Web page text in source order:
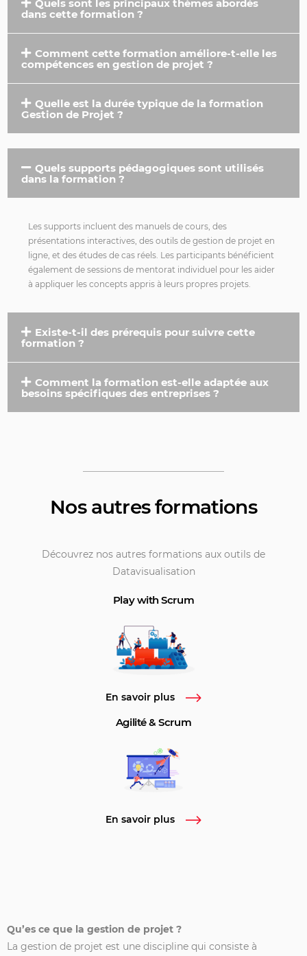
Quels sont les principaux thèmes abordés
dans cette formation ?
Comment cette formation améliore-t-elle les
compétences en gestion de projet ?
Quelle est la durée typique de la formation
Gestion de Projet ?
Quels supports pédagogiques sont utilisés
dans la formation ?
Les supports incluent des manuels de cours, des
présentations interactives, des outils de gestion de projet en
ligne, et des études de cas réels. Les participants bénéficient
également de sessions de mentorat individuel pour les aider
à appliquer les concepts appris à leurs propres projets.
Existe-t-il des prérequis pour suivre cette
formation ?
Comment la formation est-elle adaptée aux
besoins spécifiques des entreprises ?
Nos autres formations
Découvrez nos autres formations aux outils de
Datavisualisation
Play with Scrum
En savoir plus
Agilité & Scrum
En savoir plus
Qu’es ce que la gestion de projet ?
La gestion de projet est une discipline qui consiste à